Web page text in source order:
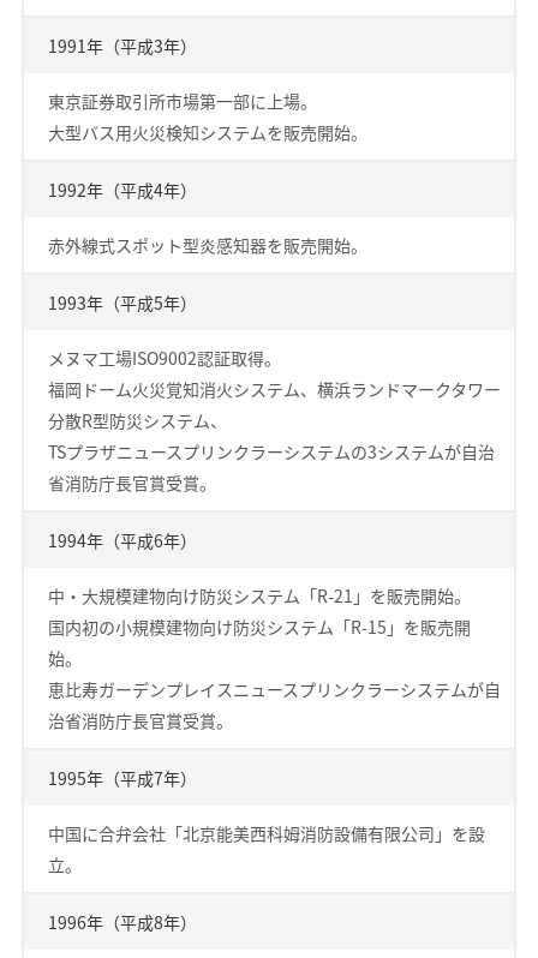
1991年（平成3年）
東京証券取引所市場第一部に上場。
大型バス用火災検知システムを販売開始。
1992年（平成4年）
赤外線式スポット型炎感知器を販売開始。
1993年（平成5年）
メヌマ工場ISO9002認証取得。
福岡ドーム火災覚知消火システム、横浜ランドマークタワー
分散R型防災システム、
TSプラザニュースプリンクラーシステムの3システムが自治
省消防庁長官賞受賞。
1994年（平成6年）
中・大規模建物向け防災システム「R-21」を販売開始。
国内初の小規模建物向け防災システム「R-15」を販売開
始。
恵比寿ガーデンプレイスニュースプリンクラーシステムが自
治省消防庁長官賞受賞。
1995年（平成7年）
中国に合弁会社「北京能美西科姆消防設備有限公司」を設
立。
1996年（平成8年）